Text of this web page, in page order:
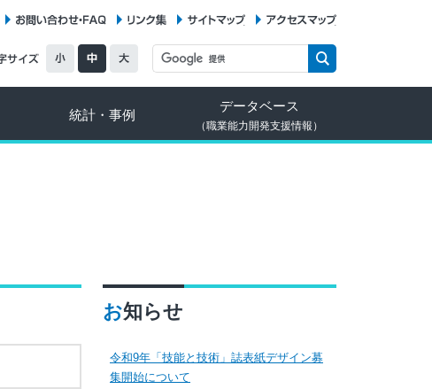
統計・事例
データベース
（職業能力開発支援情報）
お知らせ
令和9年「技能と技術」誌表紙デザイン募
集開始について